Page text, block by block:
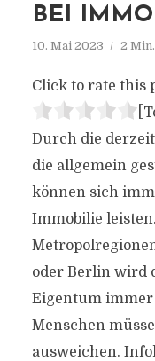
BEI
10. Mai 2023 2
Click to rate this
Durch die
die allgemein
können sich
Immobilie
oder Berlin wird
Eigentum
Menschen
ausweichen.